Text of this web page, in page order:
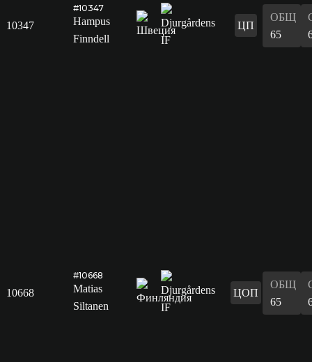
10347
#10347
Hampus
Finndell
ЦП
ОБЩ
65
10668
#10668
Matias
Siltanen
ЦОП
ОБЩ
65